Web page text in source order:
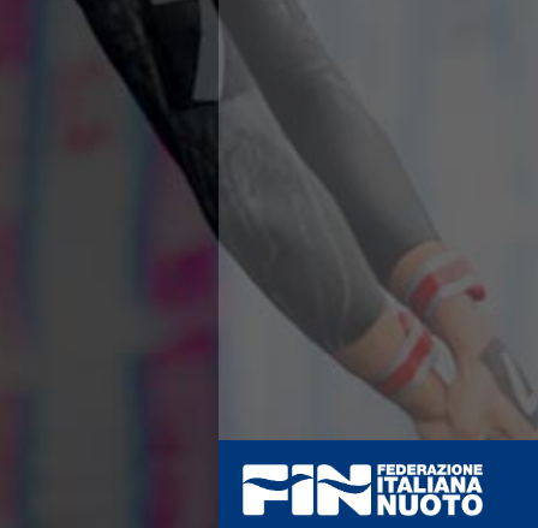
Flash News
Fondo
Eventi
Grand Prix
Norme e documenti
Risultati e Classifiche
News
Flash News
Salvamento
Norme e documenti
Albi d'oro - Primati
News
Flash News
Master